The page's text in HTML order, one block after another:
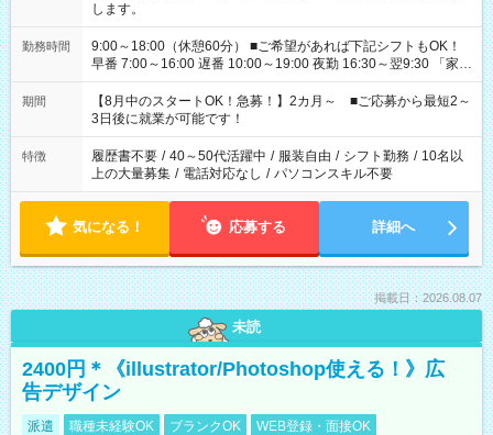
します。
勤務時間
9:00～18:00（休憩60分） ■ご希望があれば下記シフトもOK！
早番 7:00～16:00 遅番 10:00～19:00 夜勤 16:30～翌9:30 「家族
と休みを合わせたい」 「余裕を持って夕飯の準備がしたい」
「できれば残業はしたくない」 など、ご希望を教えてください
ね。 ※Wワーク希望の方へ 今ご覧のお仕事で希望する勤務時間
と、もう1つのお仕事の勤務時間。 合計で週40時間を超える場
合は応募できません。
期間
【8月中のスタートOK！急募！】2カ月～ ■ご応募から最短2～
3日後に就業が可能です！
特徴 履歴書不要 / 40～50代活躍中 / 服装自由 / シフト勤務 / 10名以
上の大量募集 / 電話対応なし / パソコンスキル不要
気になる！ 応募する 詳細へ
掲載日：2026.08.07
未読
2400円＊《illustrator/Photoshop使える！》広
告デザイン
派遣 職種未経験OK ブランクOK WEB登録・面接OK